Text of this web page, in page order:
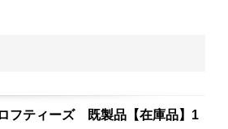
フティーズ 既製品【在庫品】1